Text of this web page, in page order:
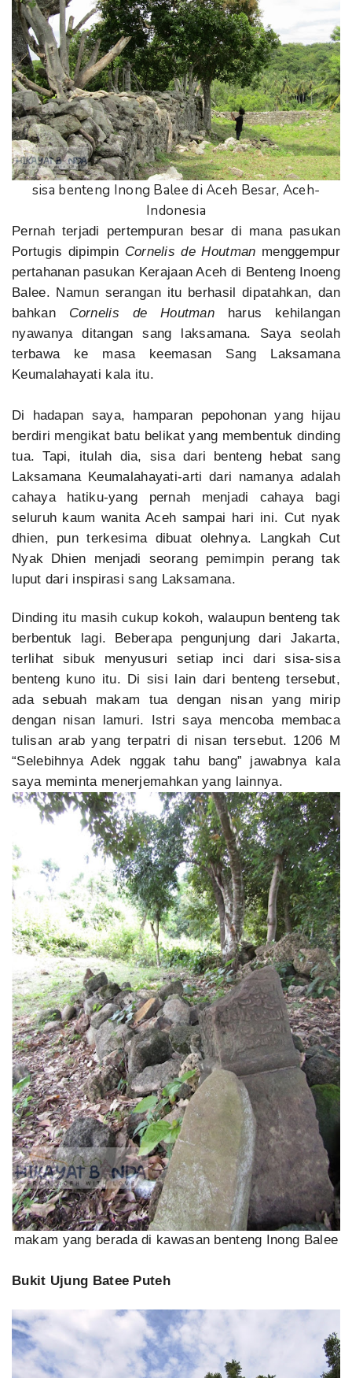
sisa benteng Inong Balee di Aceh Besar, Aceh-
Indonesia
Pernah terjadi pertempuran besar di mana pasukan
Portugis dipimpin Cornelis de Houtman menggempur
pertahanan pasukan Kerajaan Aceh di Benteng Inoeng
Balee. Namun serangan itu berhasil dipatahkan, dan
bahkan Cornelis de Houtman harus kehilangan
nyawanya ditangan sang laksamana. Saya seolah
terbawa ke masa keemasan Sang Laksamana
Keumalahayati kala itu.
Di hadapan saya, hamparan pepohonan yang hijau
berdiri mengikat batu belikat yang membentuk dinding
tua. Tapi, itulah dia, sisa dari benteng hebat sang
Laksamana Keumalahayati-arti dari namanya adalah
cahaya hatiku-yang pernah menjadi cahaya bagi
seluruh kaum wanita Aceh sampai hari ini. Cut nyak
dhien, pun terkesima dibuat olehnya. Langkah Cut
Nyak Dhien menjadi seorang pemimpin perang tak
luput dari inspirasi sang Laksamana.
Dinding itu masih cukup kokoh, walaupun benteng tak
berbentuk lagi. Beberapa pengunjung dari Jakarta,
terlihat sibuk menyusuri setiap inci dari sisa-sisa
benteng kuno itu. Di sisi lain dari benteng tersebut,
ada sebuah makam tua dengan nisan yang mirip
dengan nisan lamuri. Istri saya mencoba membaca
tulisan arab yang terpatri di nisan tersebut. 1206 M
“Selebihnya Adek nggak tahu bang” jawabnya kala
saya meminta menerjemahkan yang lainnya.
makam yang berada di kawasan benteng Inong Balee
Bukit Ujung Batee Puteh